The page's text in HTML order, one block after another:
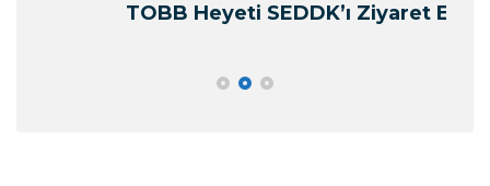
TOBB Heyeti SEDDK’ı Ziyaret Etti